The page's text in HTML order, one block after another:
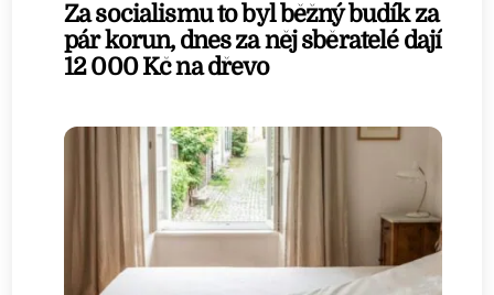
Za socialismu to byl běžný budík za
pár korun, dnes za něj sběratelé dají
12 000 Kč na dřevo